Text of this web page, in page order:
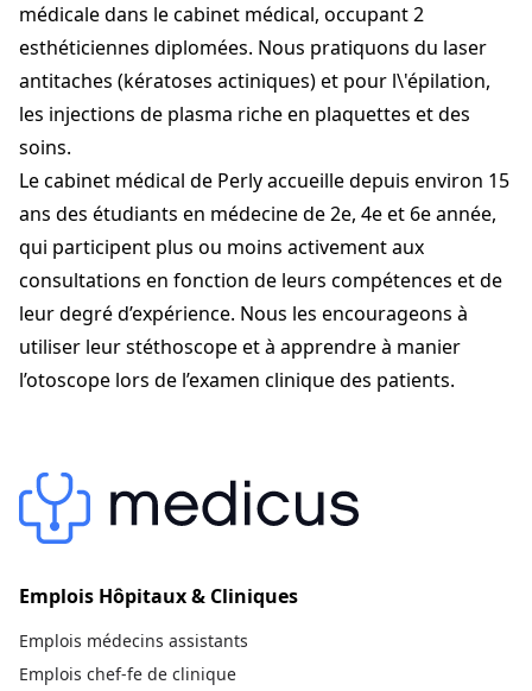
médicale dans le cabinet médical, occupant 2
esthéticiennes diplomées. Nous pratiquons du laser
antitaches (kératoses actiniques) et pour l\'épilation,
les injections de plasma riche en plaquettes et des
soins.
Le cabinet médical de Perly accueille depuis environ 15
ans des étudiants en médecine de 2e, 4e et 6e année,
qui participent plus ou moins activement aux
consultations en fonction de leurs compétences et de
leur degré d’expérience. Nous les encourageons à
utiliser leur stéthoscope et à apprendre à manier
l’otoscope lors de l’examen clinique des patients.
Emplois Hôpitaux & Cliniques
Emplois médecins assistants
Emplois chef-fe de clinique